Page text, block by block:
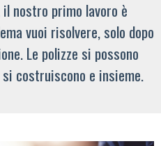
nostro primo lavoro è
vuoi risolvere, solo dopo
Le polizze si possono
costruiscono e insieme.